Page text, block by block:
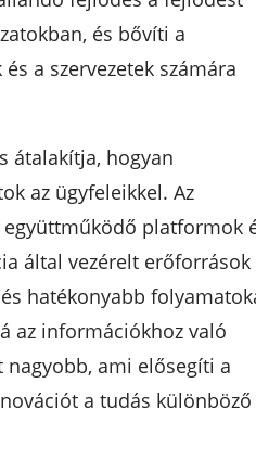
és bővíti a
a szervezetek számára
átalakítja, hogyan
az ügyfeleikkel. Az
platformok
által vezérelt erőforrások
hatékonyabb
az információkhoz való
ami elősegíti a
a tudás különböző